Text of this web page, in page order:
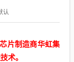
认
片制造商华虹集
术。